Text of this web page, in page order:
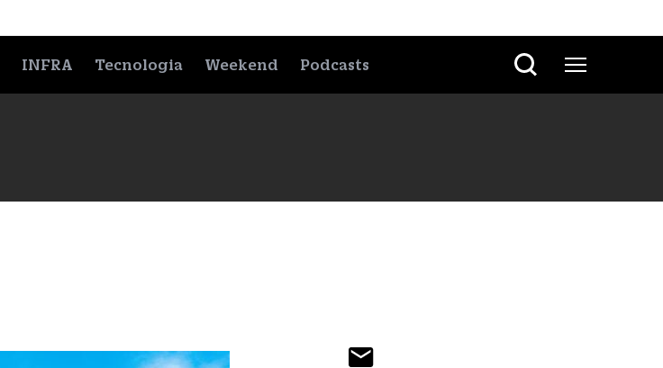
INFRA Tecnologia Weekend Podcasts